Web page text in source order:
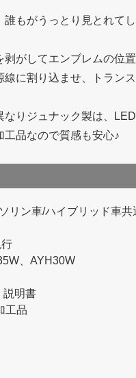
もがうっとり見とれて
がしてエンブレムの位
に割り込ませ、トラン
りジュナック製は、
工品なので質感も安心♪
リン車/ハイブリッド車共
、AYH30W
説明書
工品